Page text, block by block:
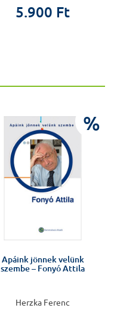
5.900 Ft
%
Apáink jönnek velünk
szembe – Fonyó Attila
Herzka Ferenc